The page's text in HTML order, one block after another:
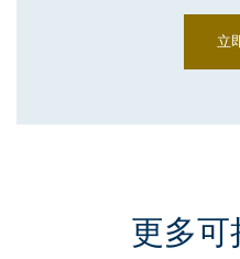
立
更多可